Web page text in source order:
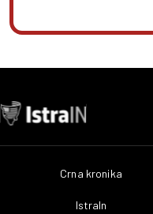
Crna kronika
IstraIn